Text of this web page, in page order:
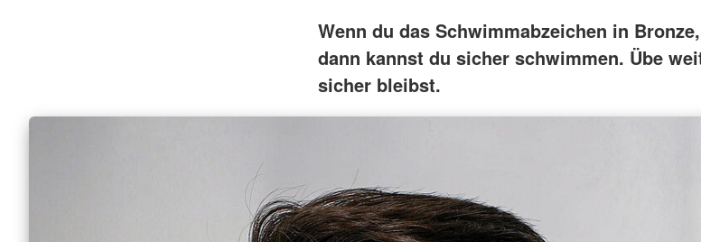
Wenn du das Schwimmabzeichen in
dann kannst du sicher schwimmen. Übe
sicher bleibst.